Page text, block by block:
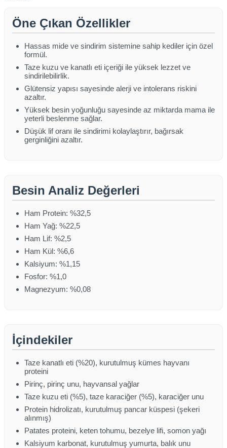
Öne Çıkan Özellikler
Hassas mide ve sindirim sistemine sahip kediler için özel
formül.
Taze kuzu ve kanatlı eti içeriği ile yüksek lezzet ve
sindirilebilirlik.
Glütensiz yapısı sayesinde alerji ve intolerans riskini
azaltır.
Yüksek besin yoğunluğu sayesinde az miktarda mama ile
yeterli beslenme sağlar.
Düşük lif oranı ile sindirimi kolaylaştırır, bağırsak
gerginliğini azaltır.
Besin Analiz Değerleri
Ham Protein: %32,5
Ham Yağ: %22,5
Ham Lif: %2,5
Ham Kül: %6,6
Kalsiyum: %1,15
Fosfor: %1,0
Magnezyum: %0,08
İçindekiler
Taze kanatlı eti (%20), kurutulmuş kümes hayvanı
proteini
Pirinç, pirinç unu, hayvansal yağlar
Taze kuzu eti (%5), taze karaciğer (%5), karaciğer unu
Protein hidrolizatı, kurutulmuş pancar küspesi (şekeri
alınmış)
Patates proteini, keten tohumu, bezelye lifi, somon yağı
Kalsiyum karbonat, kurutulmuş yumurta, balık unu